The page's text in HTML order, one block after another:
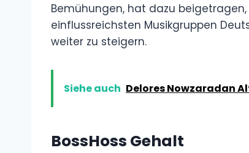
Bemühungen, hat dazu
einflussreichsten Musikgruppen
weiter zu steigern.
Siehe auch Delores Nowzaradan
BossHoss Gehalt